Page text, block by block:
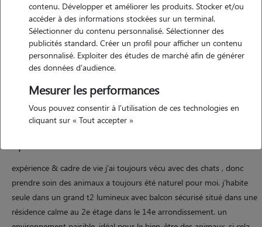
je comprends profondément à quel point il peut être difficile de
laisser son animal à quelqu'un d'autre... ce petit membre de la famille
qui fait partie de notre quotidien mérite toute l'attention, la douceur
et la sécurité possible, c'est pour cela que je m'engage à donner des
nouvelles régulières : photos , vidéos et petits messages rassurants
tout au long du séjour. vous ne serez jamais loin de votre
compagnon, même à distance !
expérience & cadre de vie j'ai toujours vécu avec des chats , donc
prendre soin des animaux a toujours été naturel pour moi. j'habite
seule dans un grand t2 lumineux avec balcon sécurisé situé dans une
résidence calme au 2e étage dans le 14e arrondissement. un
contenu. Développer et améliorer les produits. Stocker et/ou
accéder à des informations stockées sur un terminal.
Sélectionner du contenu personnalisé. Sélectionner des
publicités standard. Créer un profil pour afficher un contenu
personnalisé. Exploiter des études de marché afin de générer
des données d'audience.
Mesurer les performances
Vous pouvez consentir à l'utilisation de ces technologies en
cliquant sur « Tout accepter »